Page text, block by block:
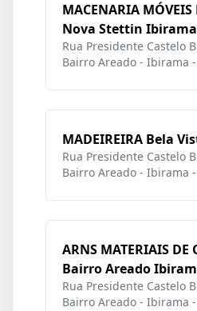
MACENARIA MÓVEIS
Nova Stettin Ibirama
Rua Presidente Castelo
Bairro Areado - Ibirama
MADEIREIRA Bela
Rua Presidente Castelo
Bairro Areado - Ibirama
ARNS MATERIAIS DE
Bairro Areado
Rua Presidente Castelo
Bairro Areado - Ibirama